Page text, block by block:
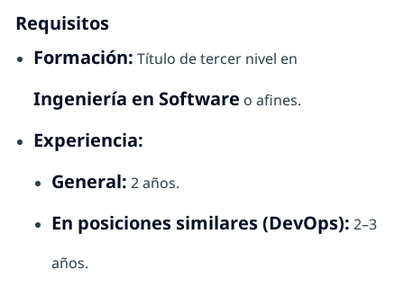
Requisitos
Formación: Título de tercer nivel en
Ingeniería en Software o afines.
Experiencia:
General: 2 años.
En posiciones similares (DevOps): 2–3
años.